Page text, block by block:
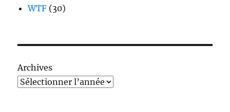
WTF (30)
Archives